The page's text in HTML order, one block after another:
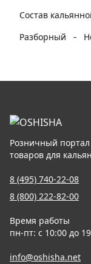
Состав
Разборный
-
Розничный портал
товаров для
8 (495) 740-22-08
8 (800) 222-82-00
Время работы
пн-пт: с 10:00 до
info@oshisha.net